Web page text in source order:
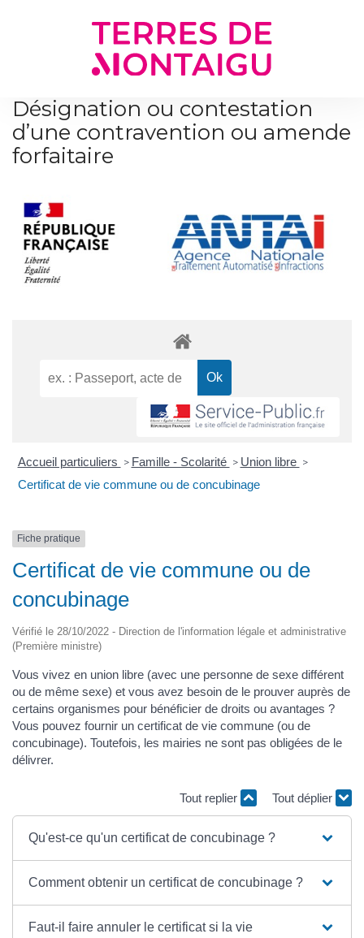
Désignation ou contestation
d’une contravention ou amende
forfaitaire
Accueil particuliers > Famille - Scolarité > Union libre >
Certificat de vie commune ou de concubinage
Fiche pratique
Certificat de vie commune ou de
concubinage
Vérifié le 28/10/2022 - Direction de l'information légale et administrative
(Première ministre)
Vous vivez en union libre (avec une personne de sexe différent
ou de même sexe) et vous avez besoin de le prouver auprès de
certains organismes pour bénéficier de droits ou avantages ?
Vous pouvez fournir un certificat de vie commune (ou de
concubinage). Toutefois, les mairies ne sont pas obligées de le
délivrer.
Tout replier Tout déplier
Qu'est-ce qu'un certificat de concubinage ?
Comment obtenir un certificat de concubinage ?
Faut-il faire annuler le certificat si la vie